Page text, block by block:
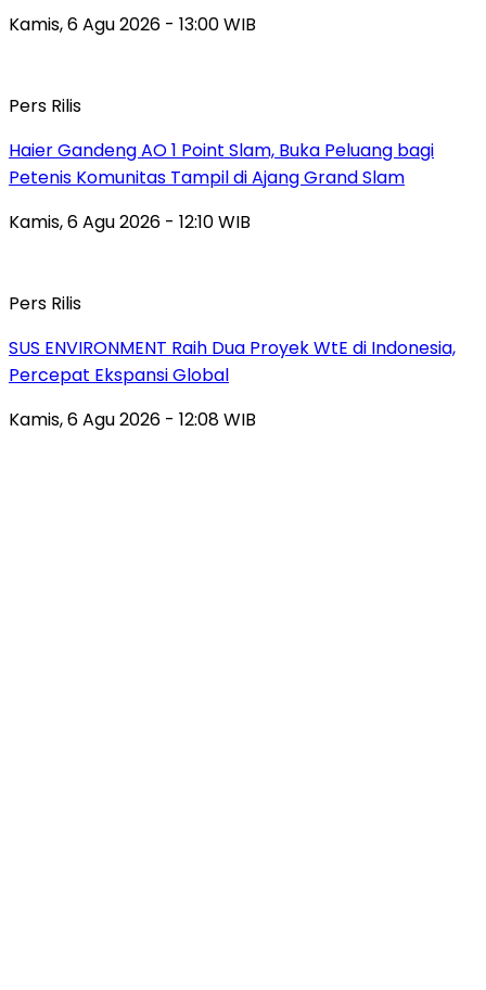
Kamis, 6 Agu 2026 - 13:00 WIB
Pers Rilis
Haier Gandeng AO 1 Point Slam, Buka Peluang bagi
Petenis Komunitas Tampil di Ajang Grand Slam
Kamis, 6 Agu 2026 - 12:10 WIB
Pers Rilis
SUS ENVIRONMENT Raih Dua Proyek WtE di Indonesia,
Percepat Ekspansi Global
Kamis, 6 Agu 2026 - 12:08 WIB